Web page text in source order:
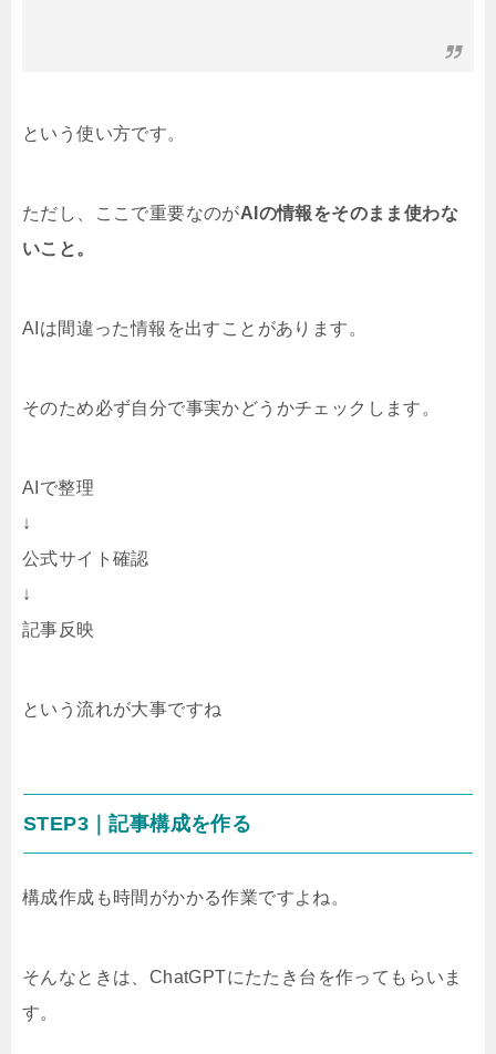
という使い方です。
ただし、ここで重要なのがAIの情報をそのまま使わな
いこと。
AIは間違った情報を出すことがあります。
そのため必ず自分で事実かどうかチェックします。
AIで整理
↓
公式サイト確認
↓
記事反映
という流れが大事ですね
STEP3｜記事構成を作る
構成作成も時間がかかる作業ですよね。
そんなときは、ChatGPTにたたき台を作ってもらいま
す。